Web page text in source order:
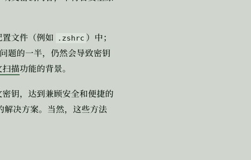
文件（例如 .zshrc ）中；
题的一半，仍然会导致密钥
扫描功能的背景。
钥，达到兼顾安全和便捷的
解决方案。当然，这些方法